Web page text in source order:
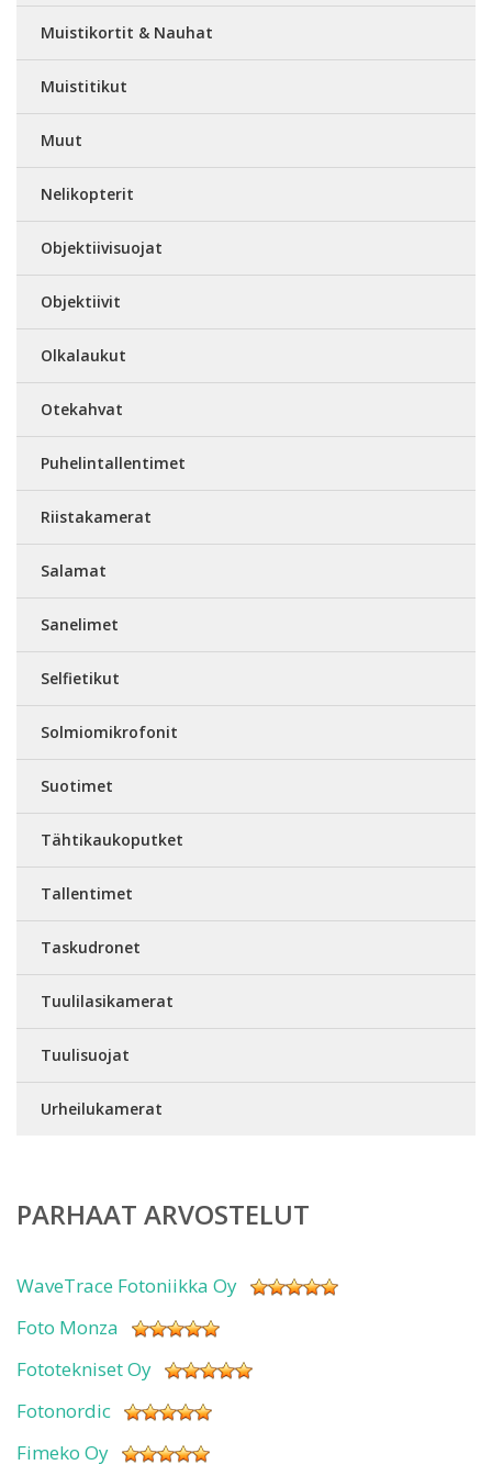
Muistikortit & Nauhat
Muistitikut
Muut
Nelikopterit
Objektiivisuojat
Objektiivit
Olkalaukut
Otekahvat
Puhelintallentimet
Riistakamerat
Salamat
Sanelimet
Selfietikut
Solmiomikrofonit
Suotimet
Tähtikaukoputket
Tallentimet
Taskudronet
Tuulilasikamerat
Tuulisuojat
Urheilukamerat
PARHAAT ARVOSTELUT
WaveTrace Fotoniikka Oy
Foto Monza
Fototekniset Oy
Fotonordic
Fimeko Oy